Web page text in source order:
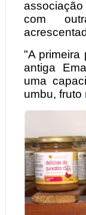
com
"A primeira
antiga
uma
umbu, fruto